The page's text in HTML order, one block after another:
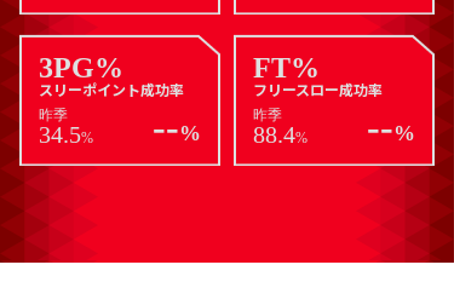
3PG%
スリーポイント成功率
昨季
34.5% --%
FT%
フリースロー成功率
昨季
88.4% --%